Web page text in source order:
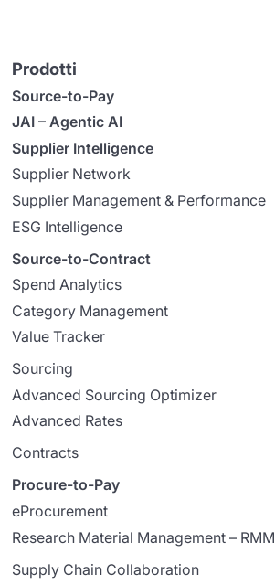
Prodotti
Source-to-Pay
JAI – Agentic AI
Supplier Intelligence
Supplier Network
Supplier Management & Performance
ESG Intelligence
Source-to-Contract
Spend Analytics
Category Management
Value Tracker
Sourcing
Advanced Sourcing Optimizer
Advanced Rates
Contracts
Procure-to-Pay
eProcurement
Research Material Management – RMM
Supply Chain Collaboration